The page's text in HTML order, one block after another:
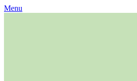
Skip
Menu